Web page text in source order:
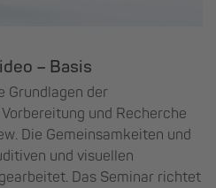
– Basis
Grundlagen der
und Recherche
Die Gemeinsamkeiten und
und visuellen
Das Seminar richtet